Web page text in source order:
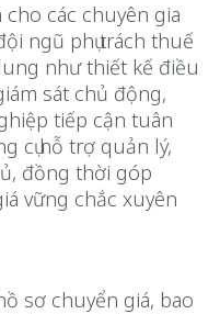
các chuyên gia
ngũ phụ trách thuế
như thiết kế điều
sát chủ động,
tiếp cận tuân
cụ hỗ trợ quản lý,
đồng thời góp
vững chắc xuyên
sơ chuyển giá, bao